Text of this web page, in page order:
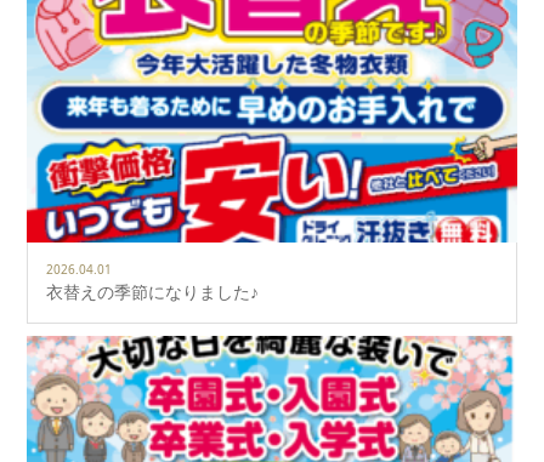
2026.04.01
衣替えの季節になりました♪